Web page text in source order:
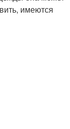
имеются